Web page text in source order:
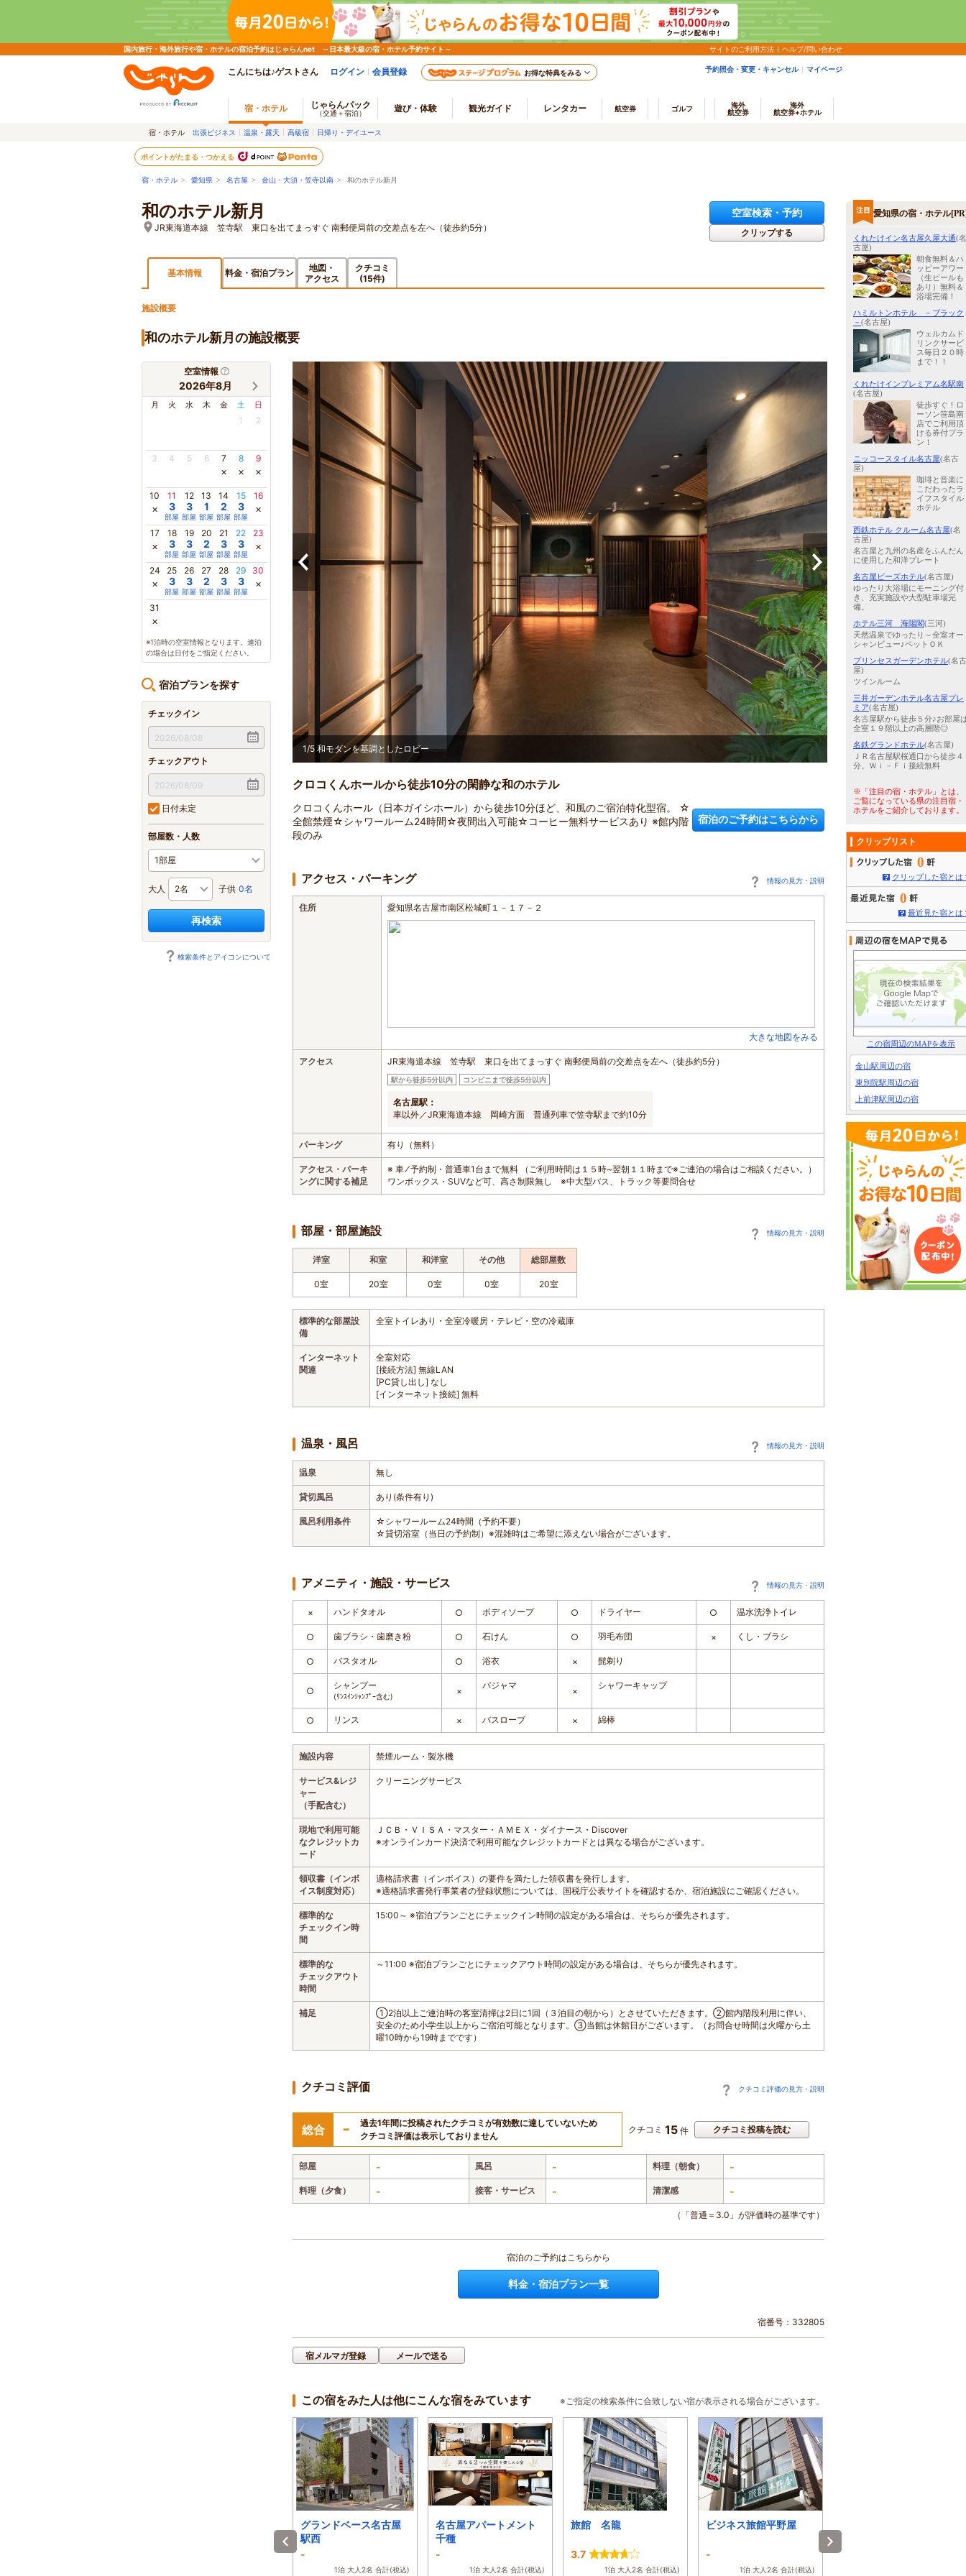
国内旅行・海外旅行や宿・ホテルの宿泊予約はじゃらんnet ～日本最大級の宿・ホテル予約サイト～ サイトのご利用方法 ヘルプ/問い合わせ
こんにちは♪ゲストさん ログイン 会員登録 お得な特典をみる 予約照会・変更・キャンセル マイページ
宿・ホテル じゃらんパック
（交通＋宿泊） 遊び・体験 観光ガイド レンタカー 航空券 ゴルフ
海外
航空券
海外
航空券+ホテル
宿・ホテル 出張ビジネス 温泉・露天 高級宿 日帰り・デイユース
ポイントがたまる・つかえる
宿・ホテル > 愛知県 > 名古屋 > 金山・大須・笠寺以南 > 和のホテル新月
和のホテル新月
JR東海道本線 笠寺駅 東口を出てまっすぐ 南郵便局前の交差点を左へ（徒歩約5分）
空室検索・予約
クリップする
基本情報 料金・宿泊プラン
地図・
アクセス
クチコミ
(15件)
施設概要
和のホテル新月の施設概要
空室情報
2026年8月
月 火 水 木 金 土 日
1 2
3 4 5 6 7
×
8
×
9
×
10
×
11
3
部屋
12
3
部屋
13
1
部屋
14
2
部屋
15
3
部屋
16
×
17
×
18
3
部屋
19
3
部屋
20
2
部屋
21
3
部屋
22
3
部屋
23
×
24
×
25
3
部屋
26
3
部屋
27
2
部屋
28
3
部屋
29
3
部屋
30
×
31
×
※1泊時の空室情報となります。連泊
の場合は日付をご指定ください。
宿泊プランを探す
チェックイン
チェックアウト
日付未定
部屋数・人数
大人 子供 0名
再検索
検索条件とアイコンについて
2/5 コーヒー無料サービス(6:00AM~25:00) 設備フロア（シャワールー
クロコくんホールから徒歩10分の閑静な和のホテル
クロコくんホール（日本ガイシホール）から徒歩10分ほど、和風のご宿泊特化型宿。 ☆
全館禁煙☆シャワールーム24時間☆夜間出入可能☆コーヒー無料サービスあり ※館内階
段のみ
宿泊のご予約はこちらから
アクセス・パーキング 情報の見方・説明
住所 愛知県名古屋市南区松城町１－１７－２
大きな地図をみる
アクセス JR東海道本線 笠寺駅 東口を出てまっすぐ 南郵便局前の交差点を左へ（徒歩約5分）
駅から徒歩5分以内 コンビニまで徒歩5分以内
名古屋駅：
車以外／JR東海道本線 岡崎方面 普通列車で笠寺駅まで約10分
パーキング 有り（無料）
アクセス・パーキ
ングに関する補足
※ 車 ⁄ 予約制・普通車1台まで無料 （ご利用時間は１５時~翌朝１１時まで※ご連泊の場合はご相談ください。）
ワンボックス・SUVなど可、高さ制限無し ※中大型バス、トラック等要問合せ
部屋・部屋施設 情報の見方・説明
洋室 和室 和洋室 その他 総部屋数
0室 20室 0室 0室 20室
標準的な部屋設
備
全室トイレあり・全室冷暖房・テレビ・空の冷蔵庫
インターネット
関連
全室対応
[接続方法] 無線LAN
[PC貸し出し] なし
[インターネット接続] 無料
温泉・風呂 情報の見方・説明
温泉 無し
貸切風呂 あり(条件有り)
風呂利用条件
☆シャワールーム24時間（予約不要）
☆貸切浴室（当日の予約制）※混雑時はご希望に添えない場合がございます。
アメニティ・施設・サービス 情報の見方・説明
× ハンドタオル ○ ボディソープ ○ ドライヤー ○ 温水洗浄トイレ
○ 歯ブラシ・歯磨き粉 ○ 石けん ○ 羽毛布団 × くし・ブラシ
○ バスタオル ○ 浴衣 × 髭剃り
○
シャンプー
(ﾘﾝｽｲﾝｼｬﾝﾌﾟｰ含む) ×
パジャマ
×
シャワーキャップ
○ リンス × バスローブ × 綿棒
施設内容 禁煙ルーム・製氷機
サービス&レジ
ャー
（手配含む）
クリーニングサービス
現地で利用可能
なクレジットカ
ード
ＪＣＢ・ＶＩＳＡ・マスター・ＡＭＥＸ・ダイナース・Discover
※オンラインカード決済で利用可能なクレジットカードとは異なる場合がございます。
領収書（インボ
イス制度対応）
適格請求書（インボイス）の要件を満たした領収書を発行します。
※適格請求書発行事業者の登録状態については、国税庁公表サイトを確認するか、宿泊施設にご確認ください。
標準的な
チェックイン時
間
15:00～ ※宿泊プランごとにチェックイン時間の設定がある場合は、そちらが優先されます。
標準的な
チェックアウト
時間
～11:00 ※宿泊プランごとにチェックアウト時間の設定がある場合は、そちらが優先されます。
補足
①2泊以上ご連泊時の客室清掃は2日に1回（３泊目の朝から）とさせていただきます。②館内階段利用に伴い、
安全のため小学生以上からご宿泊可能となります。③当館は休館日がございます。（お問合せ時間は火曜から土
曜10時から19時までです）
クチコミ評価 クチコミ評価の見方・説明
総合 -
過去1年間に投稿されたクチコミが有効数に達していないため
クチコミ評価は表示しておりません
クチコミ 15 件 クチコミ投稿を読む
部屋 - 風呂 - 料理（朝食） -
料理（夕食） - 接客・サービス - 清潔感 -
（「普通＝3.0」が評価時の基準です）
宿泊のご予約はこちらから
料金・宿泊プラン一覧
宿番号：332805
宿メルマガ登録 メールで送る
この宿をみた人は他にこんな宿をみています ※ご指定の検索条件に合致しない宿が表示される場合がございます。
グランドベース名古屋
駅西
-
1泊 大人2名 合計(税込)
名古屋アパートメント
千種
-
1泊 大人2名 合計(税込)
旅館 名龍
3.7
1泊 大人2名 合計(税込)
ビジネス旅館平野屋
-
1泊 大人2名 合計(税込)
3.9
愛知県の宿・ホテル
くれたけイン名古屋久屋大通(名
古屋)
朝食無料＆ハ
ッピーアワー
（生ビールも
あり）無料＆
浴場完備！
ハミルトンホテル －ブラック
－ (名古屋)
ウェルカムド
リンクサービ
ス毎日２０時
まで！！
くれたけインプレミアム名駅南
(名古屋)
徒歩すぐ！ロ
ーソン笹島南
店でご利用頂
ける券付プラ
ン！
ニッコースタイル名古屋(名古
屋)
珈琲と音楽に
こだわったラ
イフスタイル
ホテル
西鉄ホテル クルーム名古屋(名
古屋)
名古屋と九州の名産をふんだん
に使用した和洋プレート
名古屋ビーズホテル(名古屋)
ゆったり大浴場にモーニング付
き、充実施設や大型駐車場完
備。
ホテル三河 海陽閣(三河)
天然温泉でゆったり～全室オー
シャンビュー♪ペットＯＫ
プリンセスガーデンホテル(名古
屋)
ツインルーム
三井ガーデンホテル名古屋プレ
ミア(名古屋)
名古屋駅から徒歩５分♪お部屋
全室１９階以上の高層階◎
名鉄グランドホテル(名古屋)
ＪＲ名古屋駅桜通口から徒歩４
分。Ｗｉ－Ｆｉ接続無料
※「注目の宿・ホテル」とは、
ご覧になっている県の注目宿・
ホテルをご紹介しております。
クリップリスト
0
クリップした宿とは
0
最近見た宿とは
この宿周辺のMAPを表示
金山駅周辺の宿
東別院駅周辺の宿
上前津駅周辺の宿